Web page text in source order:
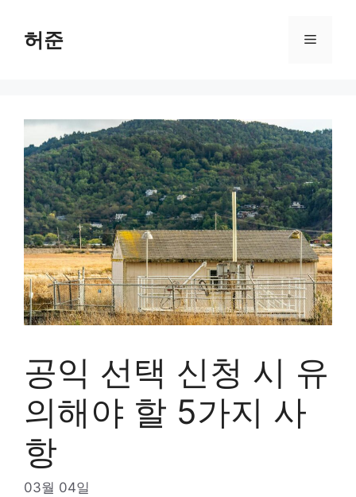
content
허준 Menu
공익 선택 신청 시 유
의해야 할 5가지 사
항
03월 04일